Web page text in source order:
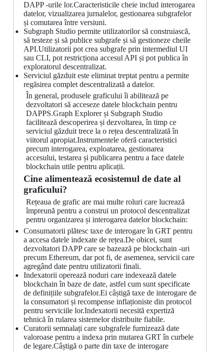
DAPP -urile lor.Caracteristicile cheie includ interogarea
datelor, vizualizarea jurnalelor, gestionarea subgrafelor
și comutarea între versiuni.
Subgraph Studio permite utilizatorilor să construiască,
să testeze și să publice subgrafe și să gestioneze cheile
API.Utilizatorii pot crea subgrafe prin intermediul UI
sau CLI, pot restricționa accesul API și pot publica în
exploratorul descentralizat.
Serviciul găzduit este eliminat treptat pentru a permite
regăsirea complet descentralizată a datelor.
În general, produsele graficului îi abilitează pe
dezvoltatori să acceseze datele blockchain pentru
DAPPS.Graph Explorer și Subgraph Studio
facilitează descoperirea și dezvoltarea, în timp ce
serviciul găzduit trece la o rețea descentralizată în
viitorul apropiat.Instrumentele oferă caracteristici
precum interogarea, exploatarea, gestionarea
accesului, testarea și publicarea pentru a face datele
blockchain utile pentru aplicații.
Cine alimentează ecosistemul de date al
graficului?
Rețeaua de grafic are mai multe roluri care lucrează
împreună pentru a construi un protocol descentralizat
pentru organizarea și interogarea datelor blockchain:
Consumatorii plătesc taxe de interogare în GRT pentru
a accesa datele indexate de rețea.De obicei, sunt
dezvoltatori DAPP care se bazează pe blockchain -uri
precum Ethereum, dar pot fi, de asemenea, servicii care
agregând date pentru utilizatorii finali.
Indexatorii operează noduri care indexează datele
blockchain în baze de date, astfel cum sunt specificate
de definițiile subgrafelor.Ei câștigă taxe de interogare de
la consumatori și recompense inflaționiste din protocol
pentru serviciile lor.Indexatorii necesită expertiză
tehnică în rularea sistemelor distribuite fiabile.
Curatorii semnalați care subgrafele furnizează date
valoroase pentru a indexa prin mutarea GRT în curbele
de legare.Câștigă o parte din taxe de interogare